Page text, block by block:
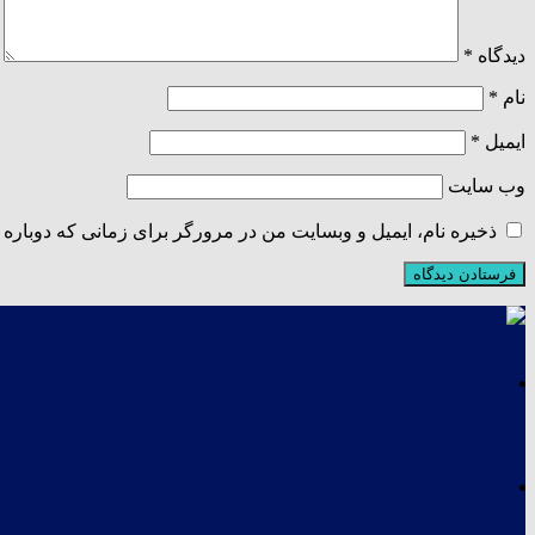
دیدگاه *
نام *
ایمیل *
وب‌ سایت
ذخیره نام، ایمیل و وبسایت من در مرورگر برای زمانی که